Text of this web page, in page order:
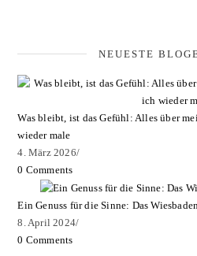
NEUESTE
Was bleibt, ist das Gefühl: Alles über
wieder male
4. März 2026/
0 Comments
Ein Genuss für die Sinne: Das
8. April 2024/
0 Comments